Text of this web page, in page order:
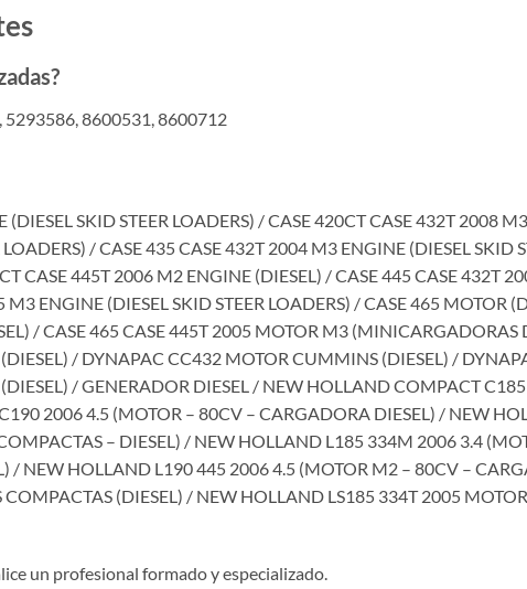
8600531, 8600712
SKID STEER LOADERS) / CASE 420CT CASE 432T 2008
/ CASE 435 CASE 432T 2004 M3 ENGINE (DIESEL SKID
CASE 445T 2006 M2 ENGINE (DIESEL) / CASE 445 CASE 432T
ENGINE (DIESEL SKID STEER LOADERS) / CASE 465 MOTOR
/ CASE 465 CASE 445T 2005 MOTOR M3 (MINICARGADORAS
/ DYNAPAC CC432 MOTOR CUMMINS (DIESEL) /
/ GENERADOR DIESEL / NEW HOLLAND COMPACT
2006 4.5 (MOTOR – 80CV – CARGADORA DIESEL) / NEW
– DIESEL) / NEW HOLLAND L185 334M 2006 3.4
/ NEW HOLLAND L190 445 2006 4.5 (MOTOR M2 – 80CV –
(DIESEL) / NEW HOLLAND LS185 334T 2005
un profesional formado y especializado.